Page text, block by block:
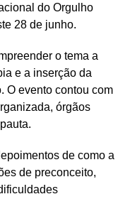
do Orgulho
28 de junho.
o tema a
e a inserção da
O evento contou com
órgãos
de como a
de preconceito,